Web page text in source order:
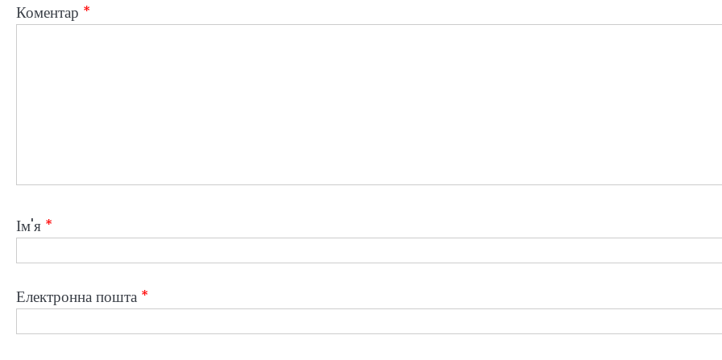
Коментар *
Ім'я *
Електронна пошта *